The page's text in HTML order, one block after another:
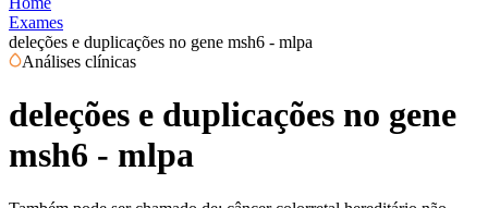
Exames
deleções e duplicações no gene msh6 - mlpa
Análises clínicas
deleções e duplicações no gene
msh6 - mlpa